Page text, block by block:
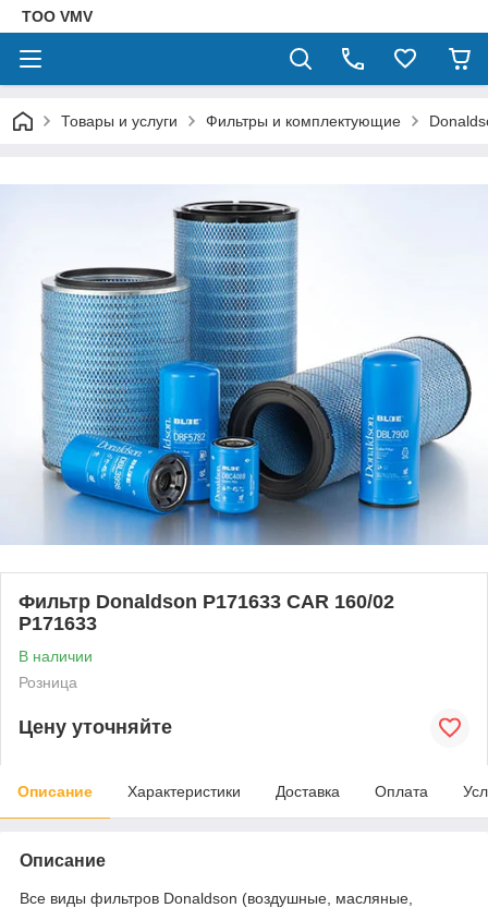
ТОО VMV
Товары и услуги Фильтры и комплектующие
Фильтр Donaldson P171633 CAR 160/02
P171633
В наличии
Розница
Цену уточняйте
Описание Характеристики Доставка Оплата
Описание
Все виды фильтров Donaldson (воздушные, масляные,